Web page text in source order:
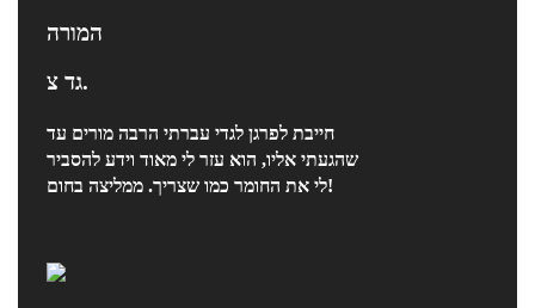
המורה
גד צ.
חייבת לפרגן לגדי עברתי הרבה מורים עד
שהגעתי אליו, הוא עזר לי מאוד וידע להסביר
לי את החומר כמו שצריך. ממליצה בחום!